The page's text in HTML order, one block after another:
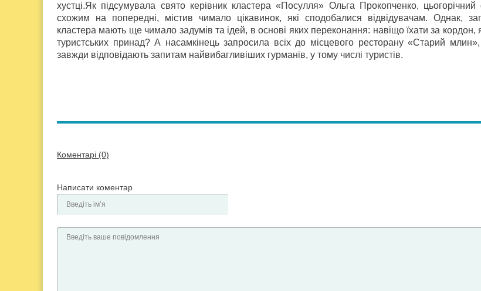
хустці.Як підсумувала свято керівник кластера «Посулля» Ольга Прокопченко,
схожим на попередні, містив чимало цікавинок, які сподобалися відвідувачам. Однак,
кластера мають ще чимало задумів та ідей, в основі яких переконання: навіщо їхати за кордон,
туристських принад? А насамкінець запросила всіх до місцевого ресторану «Старий
завжди відповідають запитам найвибагливіших гурманів, у тому числі туристів.
Коментарі (0)
Написати коментар